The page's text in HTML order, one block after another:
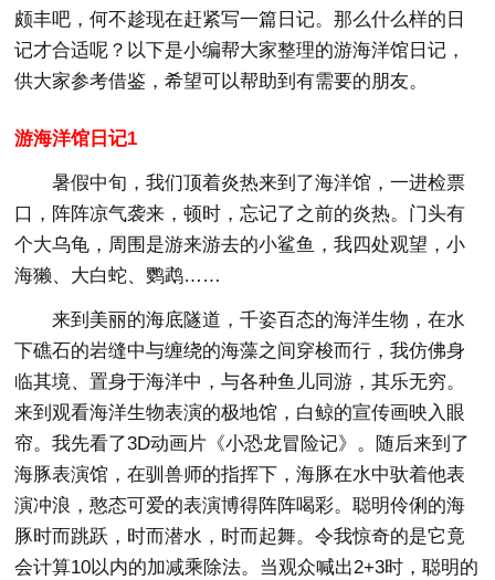
颇丰吧，何不趁现在赶紧写一篇日记。那么什么样的日
记才合适呢？以下是小编帮大家整理的游海洋馆日记，
供大家参考借鉴，希望可以帮助到有需要的朋友。
游海洋馆日记1
暑假中旬，我们顶着炎热来到了海洋馆，一进检票
口，阵阵凉气袭来，顿时，忘记了之前的炎热。门头有
个大乌龟，周围是游来游去的小鲨鱼，我四处观望，小
海獭、大白蛇、鹦鹉……
来到美丽的海底隧道，千姿百态的海洋生物，在水
下礁石的岩缝中与缠绕的海藻之间穿梭而行，我仿佛身
临其境、置身于海洋中，与各种鱼儿同游，其乐无穷。
来到观看海洋生物表演的极地馆，白鲸的宣传画映入眼
帘。我先看了3D动画片《小恐龙冒险记》。随后来到了
海豚表演馆，在驯兽师的指挥下，海豚在水中驮着他表
演冲浪，憨态可爱的表演博得阵阵喝彩。聪明伶俐的海
豚时而跳跃，时而潜水，时而起舞。令我惊奇的是它竟
会计算10以内的加减乘除法。当观众喊出2+3时，聪明的